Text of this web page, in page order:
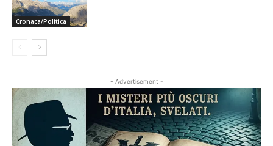
Cronaca/Politica
- Advertisement -